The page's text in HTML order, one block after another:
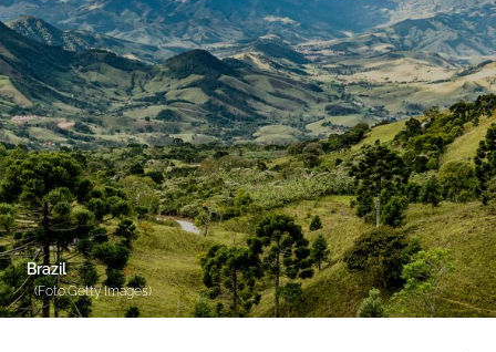
Brazil
(Foto:Getty Images)